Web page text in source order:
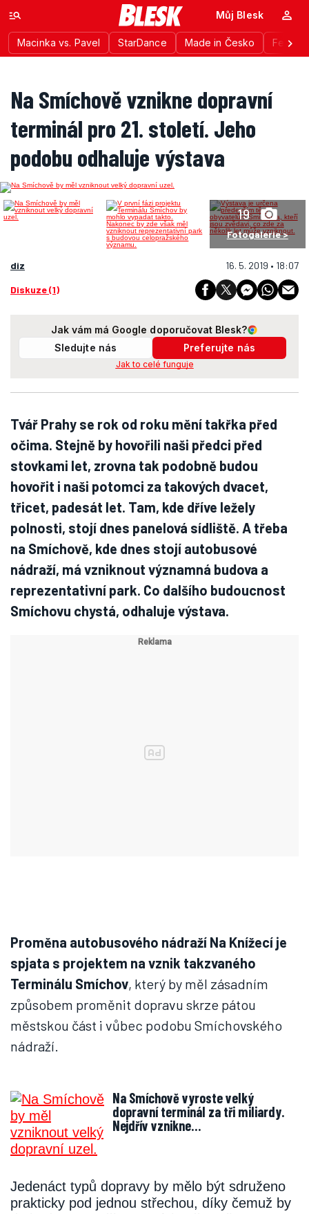
Macinka vs. Pavel StarDance Made in Česko
Můj Blesk
Na Smíchově vznikne dopravní
terminál pro 21. století. Jeho
podobu odhaluje výstava
19
Fotogalerie >
diz 16. 5. 2019 • 18:07
Diskuze (1)
Jak vám má Google doporučovat Blesk?
Sledujte nás
Preferujte nás
Jak to celé funguje
Tvář Prahy se rok od roku mění takřka před
očima. Stejně by hovořili naši předci před
stovkami let, zrovna tak podobně budou
hovořit i naši potomci za takových dvacet,
třicet, padesát let. Tam, kde dříve ležely
polnosti, stojí dnes panelová sídliště. A třeba
na Smíchově, kde dnes stojí autobusové
nádraží, má vzniknout významná budova a
reprezentativní park. Co dalšího budoucnost
Smíchovu chystá, odhaluje výstava.
Proměna autobusového nádraží Na Knížecí je
spjata s projektem na vznik takzvaného
Terminálu Smíchov, který by měl zásadním
způsobem proměnit dopravu skrze pátou
městskou část i vůbec podobu Smíchovského
nádraží.
Na Smíchově vyroste velký
dopravní terminál za tři miliardy.
Nejdřív vznikne…
Jedenáct typů dopravy by mělo být sdruženo
prakticky pod jednou střechou, díky čemuž by